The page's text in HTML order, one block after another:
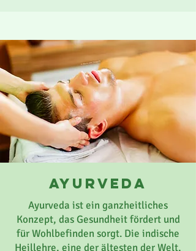
Ayurveda
Ayurveda ist ein ganzheitliches
Konzept, das Gesundheit fördert und
für Wohlbefinden sorgt. Die indische
Heillehre, eine der ältesten der Welt,